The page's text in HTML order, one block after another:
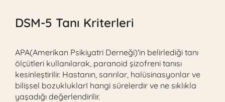
DSM-5 Tanı Kriterleri
APA(Amerikan Psikiyatri Derneği)'in belirlediği tanı
ölçütleri kullanılarak, paranoid şizofreni tanısı
kesinleştirilir. Hastanın, sanrılar, halüsinasyonlar ve
bilişsel bozukluklarI hangi sürelerdir ve ne sıklıkla
yaşadığı değerlendirilir.